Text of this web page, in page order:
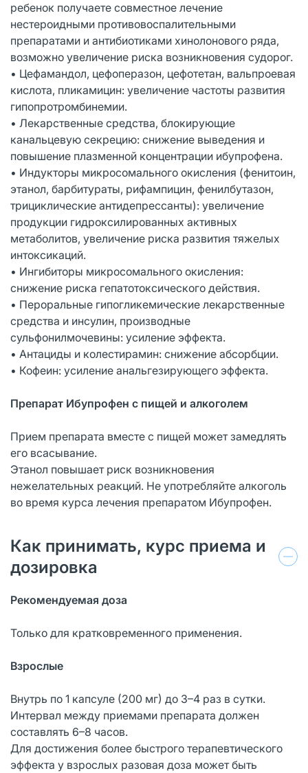
ребенок получаете совместное лечение
нестероидными противовоспалительными
препаратами и антибиотиками хинолонового ряда,
возможно увеличение риска возникновения судорог.
• Цефамандол, цефоперазон, цефотетан, вальпроевая
кислота, пликамицин: увеличение частоты развития
гипопротромбинемии.
• Лекарственные средства, блокирующие
канальцевую секрецию: снижение выведения и
повышение плазменной концентрации ибупрофена.
• Индукторы микросомального окисления (фенитоин,
этанол, барбитураты, рифампицин, фенилбутазон,
трициклические антидепрессанты): увеличение
продукции гидроксилированных активных
метаболитов, увеличение риска развития тяжелых
интоксикаций.
• Ингибиторы микросомального окисления:
снижение риска гепатотоксического действия.
• Пероральные гипогликемические лекарственные
средства и инсулин, производные
сульфонилмочевины: усиление эффекта.
• Антациды и колестирамин: снижение абсорбции.
• Кофеин: усиление анальгезирующего эффекта.
Препарат Ибупрофен с пищей и алкоголем
Прием препарата вместе с пищей может замедлять
его всасывание.
Этанол повышает риск возникновения
нежелательных реакций. Не употребляйте алкоголь
во время курса лечения препаратом Ибупрофен.
Как принимать, курс приема и
дозировка
Рекомендуемая доза
Только для кратковременного применения.
Взрослые
Внутрь по 1 капсуле (200 мг) до 3–4 раз в сутки.
Интервал между приемами препарата должен
составлять 6–8 часов.
Для достижения более быстрого терапевтического
эффекта у взрослых разовая доза может быть